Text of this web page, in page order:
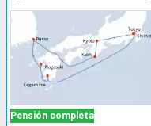
Pensión completa